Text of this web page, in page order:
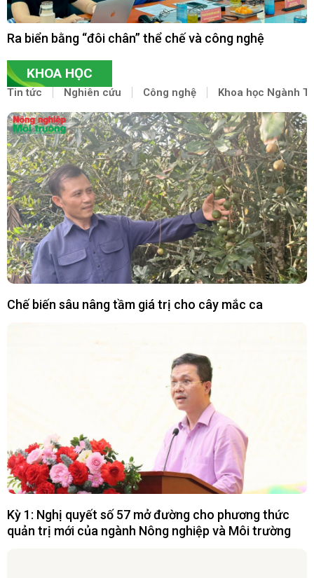
Ra biển bằng “đôi chân” thể chế và công nghệ
KHOA HỌC
Tin tức Nghiên cứu Công nghệ Khoa học Ngành
Chế biến sâu nâng tầm giá trị cho cây mắc ca
Kỳ 1: Nghị quyết số 57 mở đường cho phương thức
quản trị mới của ngành Nông nghiệp và Môi trường